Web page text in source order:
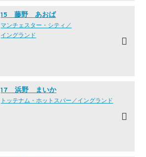
15 藤野 あおば
マンチェスター・シティ／
イングランド
17 浜野 まいか
トッテナム・ホットスパー／イングランド